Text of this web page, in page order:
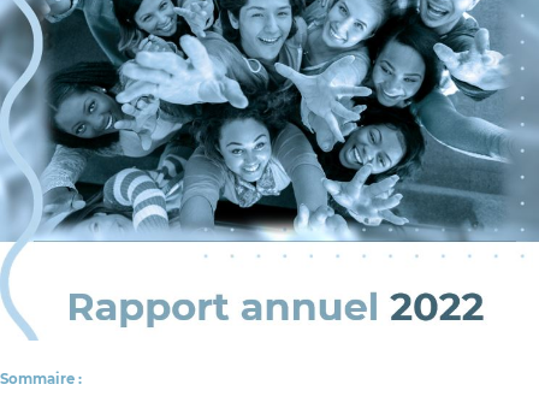
Sommaire :